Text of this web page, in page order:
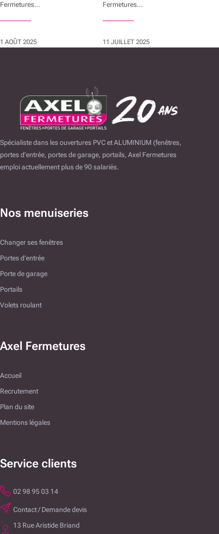
Fermetures…
1 AOÛT 2025
Fermetures…
11 JUILLET 2025
Spécialiste dans les ouvertures PVC et ALUMINIUM (fenêtres,
portes d'entrée, portes de garage, portails, Axel Fermetures
emploi actuellement plus de 90 salariés.
Nos menuiseries
Changer ses fenêtres
Portes d’entrée
Porte de garage
Portails
Volets roulant
Axel Fermetures
Accueil
Recrutement
Plan du site
Mentions légales
Service clients
02 98 95 03 14
Contact / Demande devis
13 Rue Aristide Briand